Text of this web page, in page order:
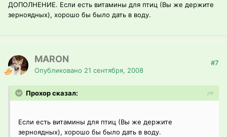
ДОПОЛНЕНИЕ. Если есть витамины для птиц (Вы же держите
зерноядных), хорошо бы было дать в воду.
MARON
Опубликовано 21 сентября, 2008
#7
Прохор сказал:
Если есть витамины для птиц (Вы же держите
зерноядных), хорошо бы было дать в воду.